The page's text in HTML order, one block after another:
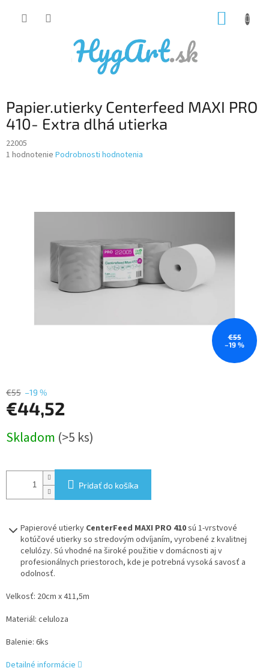
Papier.utierky Centerfeed MAXI PRO
410- Extra dlhá utierka
22005
Priemerné
1 hodnotenie Podrobnosti hodnotenia
€55
–19 %
€55 –19 %
€44,52
cena:
Skladom (>5 ks)
Pridať do košíka
Papierové utierky CenterFeed MAXI PRO 410sú 1-vrstvové
kotúčové utierky so stredovým odvíjaním, vyrobené z kvalitnej
celulózy. Sú vhodné na široké použitie v domácnosti aj v
profesionálnych priestoroch, kde je potrebná vysoká savosť a
odolnosť.
Velkosť: 20cm x 411,5m
Materiál: celuloza
Balenie: 6ks
Detailné informácie